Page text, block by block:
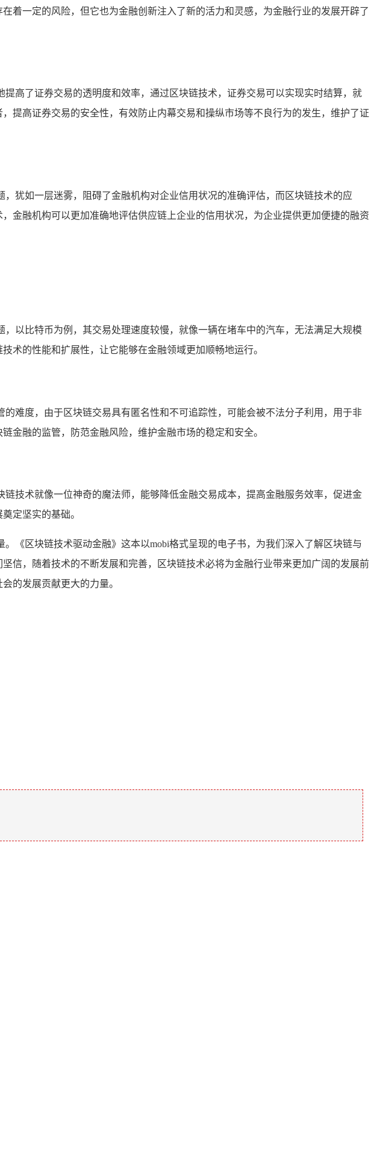
着一定的风险，但它也为金融创新注入了新的活力和灵感，为金融行业的发展开辟了
高了证券交易的透明度和效率，通过区块链技术，证券交易可以实现实时结算，就
提高证券交易的安全性，有效防止内幕交易和操纵市场等不良行为的发生，维护了证
犹如一层迷雾，阻碍了金融机构对企业信用状况的准确评估，而区块链技术的应
金融机构可以更加准确地评估供应链上企业的信用状况，为企业提供更加便捷的融资
以比特币为例，其交易处理速度较慢，就像一辆在堵车中的汽车，无法满足大规模
术的性能和扩展性，让它能够在金融领域更加顺畅地运行。
难度，由于区块链交易具有匿名性和不可追踪性，可能会被不法分子利用，用于非
金融的监管，防范金融风险，维护金融市场的稳定和安全。
技术就像一位神奇的魔法师，能够降低金融交易成本，提高金融服务效率，促进金
定坚实的基础。
《区块链技术驱动金融》这本以mobi格式呈现的电子书，为我们深入了解区块链与
信，随着技术的不断发展和完善，区块链技术必将为金融行业带来更加广阔的发展前
的发展贡献更大的力量。